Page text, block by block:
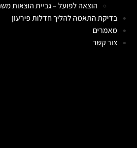
הוצאה לפועל – גביית הוצאות
בדיקת התאמה להליך חדלות פירעון
מאמרים
צור קשר